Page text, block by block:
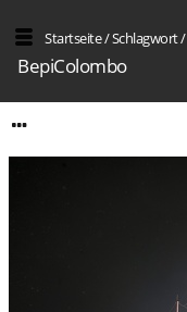
Startseite/Schlagwort/
BepiColombo